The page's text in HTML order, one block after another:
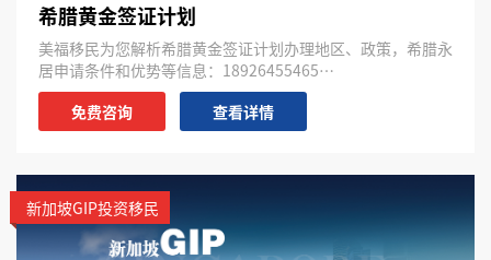
希腊黄金签证计划
美福移民为您解析希腊黄金签证计划办理地区、政策，希腊永
居申请条件和优势等信息：18926455465…
免费咨询
查看详情
新加坡GIP投资移民